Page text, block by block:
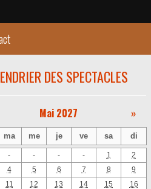
DES SPECTACLES
Mai 2027 »
ma me je ve sa di
- - - - 1
2
4 5 6 7 8
9
11 12 13 14 15
16